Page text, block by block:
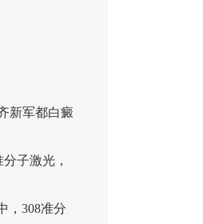
新军都白癜
子激光，
，308准分